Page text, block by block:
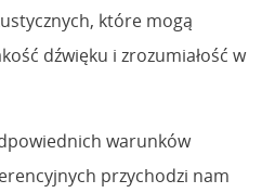
które mogą
dźwięku i zrozumiałość w
warunków
przychodzi nam